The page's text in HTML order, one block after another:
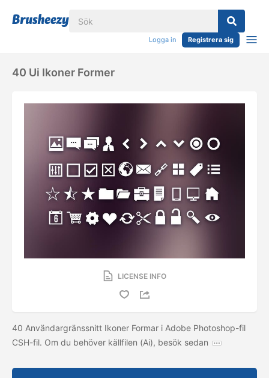
Logga in Registrera sig
40 Ui Ikoner Former
LICENSE INFO
40 Användargränssnitt Ikoner Formar i Adobe Photoshop-fil
CSH-fil. Om du behöver källfilen (Ai), besök sedan